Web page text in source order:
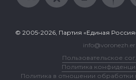
© 2005-2026, Партия «Единая
Пользовательское
Политика
Политика в отношении обработки